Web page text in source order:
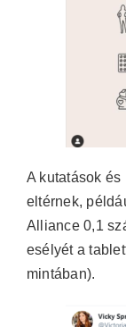
A kutatások
eltérnek,
Alliance 0,1
esélyét a
mintában).